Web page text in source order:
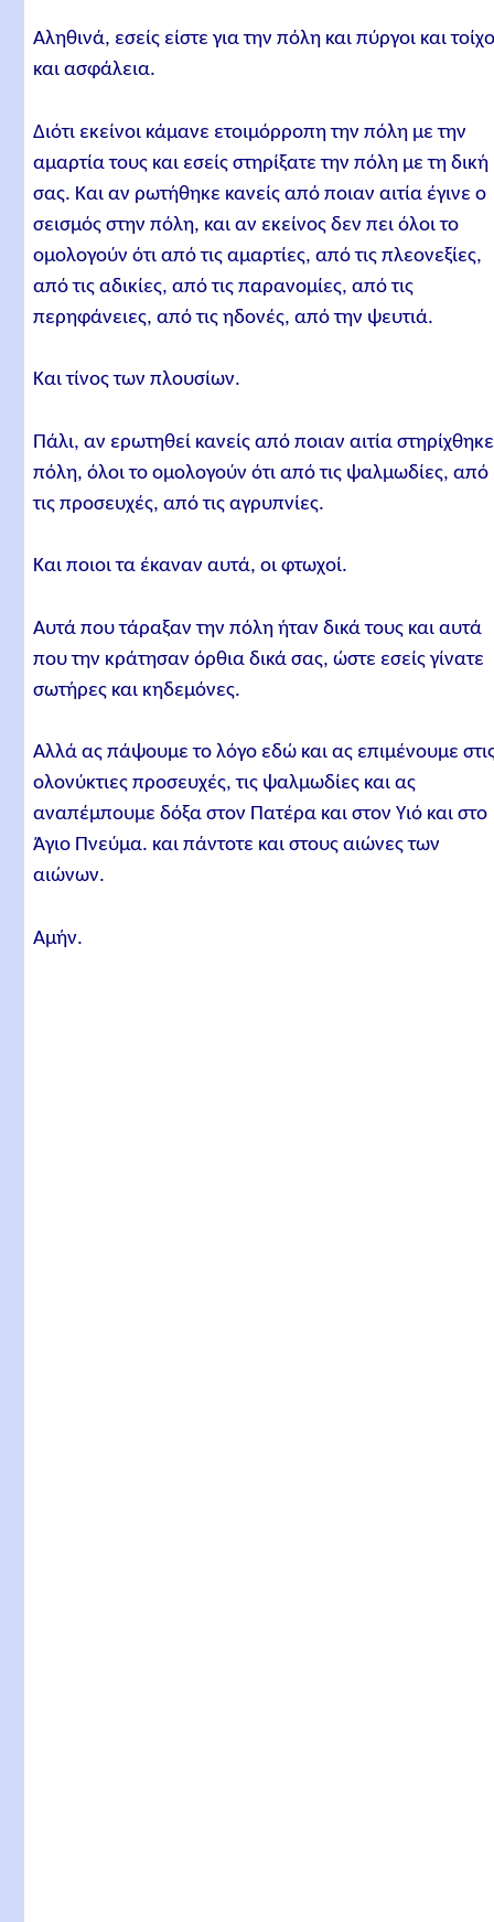
Αληθινά, εσείς είστε για την πόλη και πύργοι και
και ασφάλεια.
Διότι εκείνοι κάμανε ετοιμόρροπη την πόλη με την
αμαρτία τους και εσείς στηρίξατε την πόλη με τη δική
σας. Και αν ρωτήθηκε κανείς από ποιαν αιτία έγινε ο
σεισμός στην πόλη, και αν εκείνος δεν πει όλοι το
ομολογούν ότι από τις αμαρτίες, από τις πλεονεξίες,
από τις αδικίες, από τις παρανομίες, από τις
περηφάνειες, από τις ηδονές, από την ψευτιά.
Και τίνος των πλουσίων.
Πάλι, αν ερωτηθεί κανείς από ποιαν αιτία
πόλη, όλοι το ομολογούν ότι από τις ψαλμωδίες, από
τις προσευχές, από τις αγρυπνίες.
Και ποιοι τα έκαναν αυτά, οι φτωχοί.
Αυτά που τάραξαν την πόλη ήταν δικά τους και αυτά
που την κράτησαν όρθια δικά σας, ώστε εσείς γίνατε
σωτήρες και κηδεμόνες.
Αλλά ας πάψουμε το λόγο εδώ και ας επιμένουμε
ολονύκτιες προσευχές, τις ψαλμωδίες και ας
αναπέμπουμε δόξα στον Πατέρα και στον Υιό και στο
Άγιο Πνεύμα. και πάντοτε και στους αιώνες των
αιώνων.
Αμήν.